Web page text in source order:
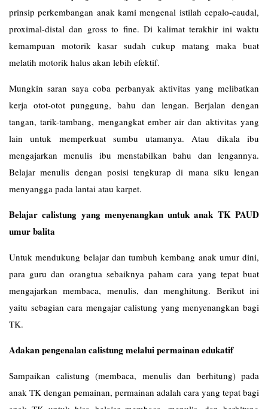
prinsip perkembangan anak kami mengenal istilah cepalo-caudal,
proximal-distal dan gross to fine. Di kalimat terakhir ini waktu
kemampuan motorik kasar sudah cukup matang maka buat
melatih motorik halus akan lebih efektif.
Mungkin saran saya coba perbanyak aktivitas yang melibatkan
kerja otot-otot punggung, bahu dan lengan. Berjalan dengan
tangan, tarik-tambang, mengangkat ember air dan aktivitas yang
lain untuk memperkuat sumbu utamanya. Atau dikala ibu
mengajarkan menulis ibu menstabilkan bahu dan lengannya.
Belajar menulis dengan posisi tengkurap di mana siku lengan
menyangga pada lantai atau karpet.
Belajar calistung yang menyenangkan untuk anak TK PAUD
umur balita
Untuk mendukung belajar dan tumbuh kembang anak umur dini,
para guru dan orangtua sebaiknya paham cara yang tepat buat
mengajarkan membaca, menulis, dan menghitung. Berikut ini
yaitu sebagian cara mengajar calistung yang menyenangkan bagi
TK.
Adakan pengenalan calistung melalui permainan edukatif
Sampaikan calistung (membaca, menulis dan berhitung) pada
anak TK dengan pemainan, permainan adalah cara yang tepat bagi